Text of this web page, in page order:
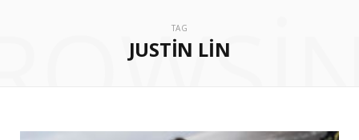
TAG
JUSTIN LIN